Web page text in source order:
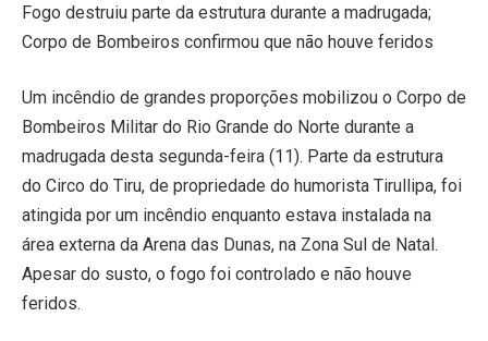
Fogo destruiu parte da estrutura durante a madrugada;
Corpo de Bombeiros confirmou que não houve feridos
Um incêndio de grandes proporções mobilizou o Corpo de
Bombeiros Militar do Rio Grande do Norte durante a
madrugada desta segunda-feira (11). Parte da estrutura
do Circo do Tiru, de propriedade do humorista Tirullipa, foi
atingida por um incêndio enquanto estava instalada na
área externa da Arena das Dunas, na Zona Sul de Natal.
Apesar do susto, o fogo foi controlado e não houve
feridos.